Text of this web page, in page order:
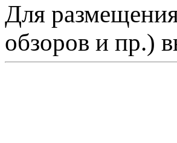
Для
обзоров и пр.)